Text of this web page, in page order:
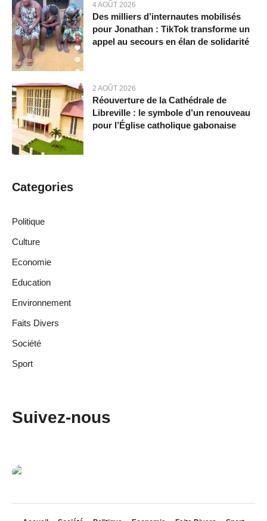
4 AOÛT 2026
Des milliers d’internautes mobilisés
pour Jonathan : TikTok transforme un
appel au secours en élan de solidarité
2 AOÛT 2026
Réouverture de la Cathédrale de
Libreville : le symbole d’un renouveau
pour l’Église catholique gabonaise
Categories
Politique
Culture
Economie
Education
Environnement
Faits Divers
Société
Sport
Suivez-nous